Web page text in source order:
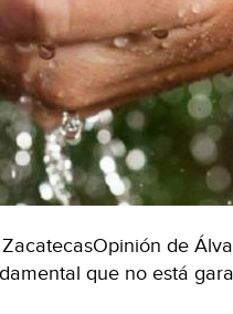
de
que no está